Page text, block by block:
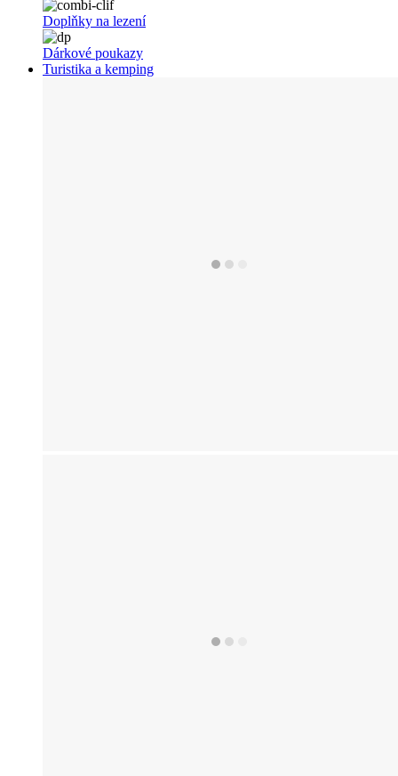
Doplňky na lezení
Dárkové poukazy
Turistika a kemping